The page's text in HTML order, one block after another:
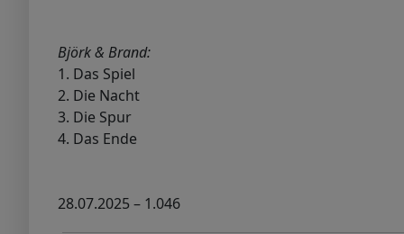
Björk & Brand:
1. Das Spiel
2. Die Nacht
3. Die Spur
4. Das Ende
28.07.2025 – 1.046